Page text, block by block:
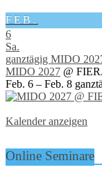
FEB.
6
Sa.
ganztägig MIDO
MIDO 2027 @
Feb. 6 – Feb. 8
Kalender anzeigen
Online Seminare